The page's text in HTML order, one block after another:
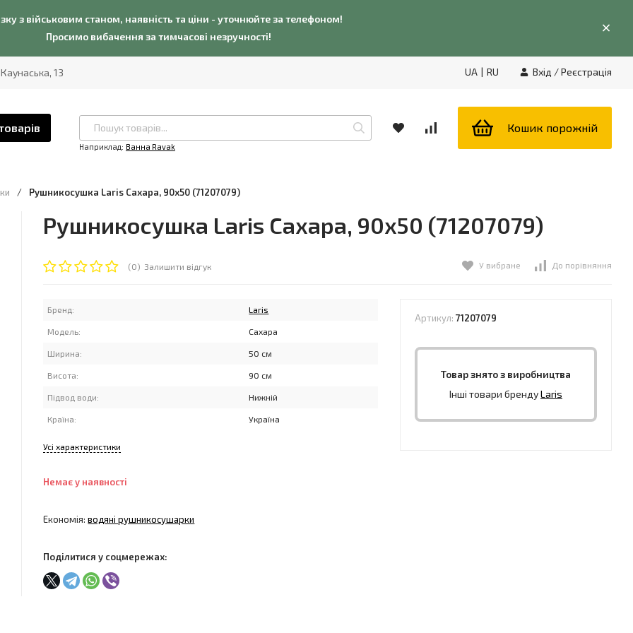
з військовим станом, наявність та ціни - уточнюйте за телефоном!
Просимо вибачення за тимчасові незручності!
13 UA | RU Вхід /Реєстрація
Наприклад: Ванна Ravak
Кошик порожній
/ Рушникосушка Laris Сахара, 90x50 (71207079)
Рушникосушка Laris Сахара, 90x50 (71207079)
(0) Залишити відгук У вибране До порівняння
Бренд: Laris
Модель: Сахара
Ширина: 50 см
Висота: 90 см
Підвод води: Нижній
Країна: Україна
Усі характеристики
Немає у наявності
Економія:водяні рушникосушарки
Поділитися у соцмережах:
Артикул: 71207079
Товар знято з виробництва
Інші товари брендуLaris